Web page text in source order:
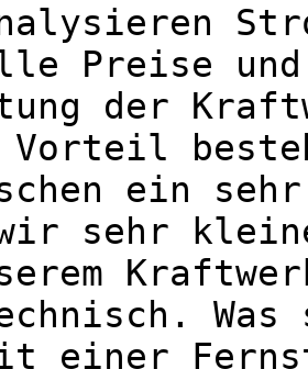
Preise
der
Vorteil
ein
sehr
Was
einer